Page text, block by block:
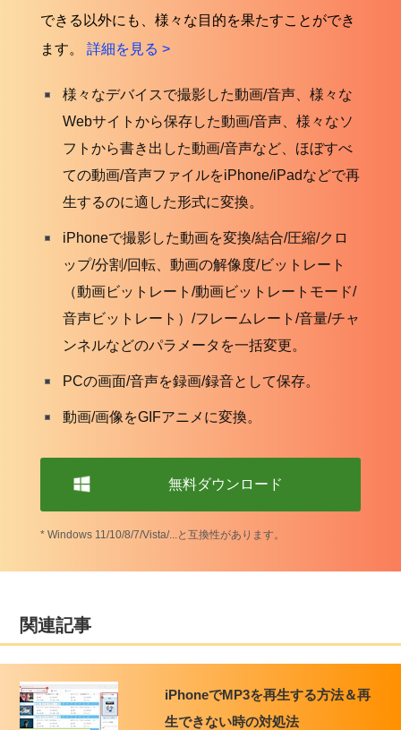
できる以外にも、様々な目的を果たすことができ
ます。 詳細を見る >
様々なデバイスで撮影した動画/音声、様々な
Webサイトから保存した動画/音声、様々なソ
フトから書き出した動画/音声など、ほぼすべ
ての動画/音声ファイルをiPhone/iPadなどで再
生するのに適した形式に変換。
iPhoneで撮影した動画を変換/結合/圧縮/クロ
ップ/分割/回転、動画の解像度/ビットレート
（動画ビットレート/動画ビットレートモード/
音声ビットレート）/フレームレート/音量/チャ
ンネルなどのパラメータを一括変更。
PCの画面/音声を録画/録音として保存。
動画/画像をGIFアニメに変換。
無料ダウンロード
* Windows 11/10/8/7/Vista/...と互換性があります。
関連記事
iPhoneでMP3を再生する方法＆再
生できない時の対処法